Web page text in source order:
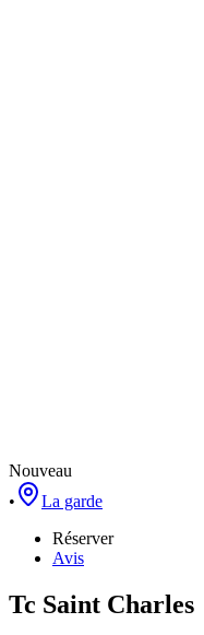
Nouveau
•
La garde
Réserver
Avis
Tc Saint Charles